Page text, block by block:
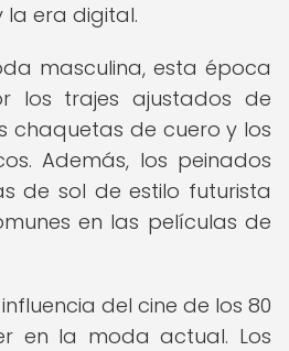
era digital.
masculina, esta época
los trajes ajustados de
chaquetas de cuero y los
Además, los peinados
de sol de estilo futurista
en las películas de
del cine de los 80
en la moda actual. Los